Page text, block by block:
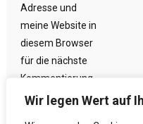
Wir legen Wert auf
Adresse und
meine Website in
diesem Browser
für die nächste
Kommentierung
speichern.